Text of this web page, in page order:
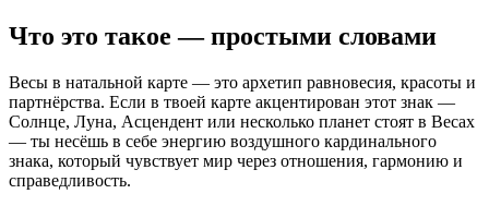
Что это такое — простыми словами
Весы в натальной карте — это архетип равновесия, красоты и
партнёрства. Если в твоей карте акцентирован этот знак —
Солнце, Луна, Асцендент или несколько планет стоят в Весах
— ты несёшь в себе энергию воздушного кардинального
знака, который чувствует мир через отношения, гармонию и
справедливость.